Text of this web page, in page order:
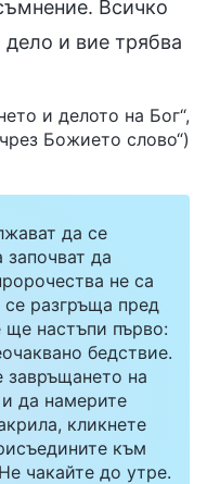
Всичко
и вие трябва
и делото на Бог“,
Божието слово“)
да се
започват да
не са
се разгръща пред
ще настъпи първо:
бедствие.
на
да намерите
кликнете
към
чакайте до утре.